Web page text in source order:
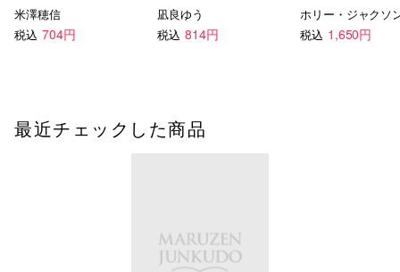
米澤穂信
税込 704円
凪良ゆう
税込 814円
ホリー・ジャクソ
税込 1,650円
最近チェックした商品